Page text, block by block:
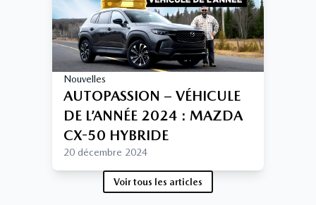
Nouvelles
AUTOPASSION – VÉHICULE
DE L’ANNÉE 2024 : MAZDA
CX-50 HYBRIDE
20 décembre 2024
Voir tous les articles